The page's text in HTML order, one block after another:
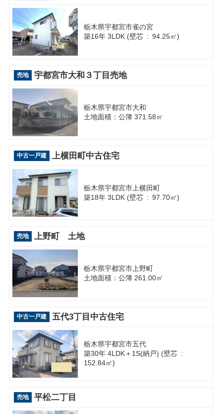
栃木県宇都宮市雀の宮
築16年 3LDK (壁芯 : 94.25㎡)
売地 宇都宮市大和３丁目売地
栃木県宇都宮市大和
土地面積：公簿 371.58㎡
中古一戸建 上横田町中古住宅
栃木県宇都宮市上横田町
築18年 3LDK (壁芯 : 97.70㎡)
売地 上野町 土地
栃木県宇都宮市上野町
土地面積：公簿 261.00㎡
中古一戸建 五代3丁目中古住宅
栃木県宇都宮市五代
築30年 4LDK＋1S(納戸) (壁芯 :
152.84㎡)
売地 平松二丁目